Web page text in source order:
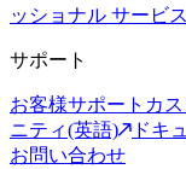
ッショナル サービ
サポート
お客様サポート カ
ニティ(英語)
ドキ
お問い合わせ